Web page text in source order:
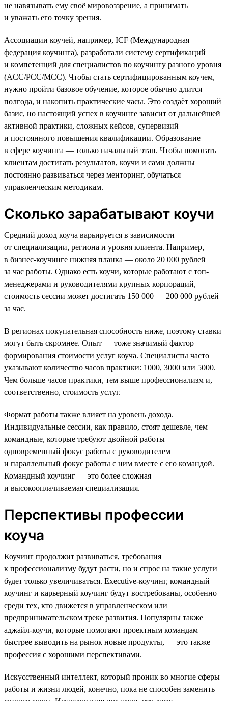
не навязывать ему своё мировоззрение, а принимать
и уважать его точку зрения.
Ассоциации коучей, например, ICF (Международная
федерация коучинга), разработали систему сертификаций
и компетенций для специалистов по коучингу разного уровня
(ACC/PCC/MCC). Чтобы стать сертифицированным коучем,
нужно пройти базовое обучение, которое обычно длится
полгода, и накопить практические часы. Это создаёт хороший
базис, но настоящий успех в коучинге зависит от дальнейшей
активной практики, сложных кейсов, супервизий
и постоянного повышения квалификации. Образование
в сфере коучинга — только начальный этап. Чтобы помогать
клиентам достигать результатов, коучи и сами должны
постоянно развиваться через менторинг, обучаться
управленческим методикам.
Сколько зарабатывают коучи
Средний доход коуча варьируется в зависимости
от специализации, региона и уровня клиента. Например,
в бизнес-коучинге нижняя планка — около 20 000 рублей
за час работы. Однако есть коучи, которые работают с топ-
менеджерами и руководителями крупных корпораций,
стоимость сессии может достигать 150 000 — 200 000 рублей
за час.
В регионах покупательная способность ниже, поэтому ставки
могут быть скромнее. Опыт — тоже значимый фактор
формирования стоимости услуг коуча. Специалисты часто
указывают количество часов практики: 1000, 3000 или 5000.
Чем больше часов практики, тем выше профессионализм и,
соответственно, стоимость услуг.
Формат работы также влияет на уровень дохода.
Индивидуальные сессии, как правило, стоят дешевле, чем
командные, которые требуют двойной работы —
одновременный фокус работы с руководителем
и параллельный фокус работы с ним вместе с его командой.
Командный коучинг — это более сложная
и высокооплачиваемая специализация.
Перспективы профессии
коуча
Коучинг продолжит развиваться, требования
к профессионализму будут расти, но и спрос на такие услуги
будет только увеличиваться. Executive-коучинг, командный
коучинг и карьерный коучинг будут востребованы, особенно
среди тех, кто движется в управленческом или
предпринимательском треке развития. Популярны также
аджайл-коучи, которые помогают проектным командам
быстрее выводить на рынок новые продукты, — это также
профессия с хорошими перспективами.
Искусственный интеллект, который проник во многие сферы
работы и жизни людей, конечно, пока не способен заменить